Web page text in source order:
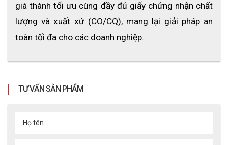
giá thành tối ưu cùng đầy đủ giấy chứng nhận chất
lượng và xuất xứ (CO/CQ), mang lại giải pháp an
toàn tối đa cho các doanh nghiệp.
TƯ VẤN SẢN PHẨM
Họ tên